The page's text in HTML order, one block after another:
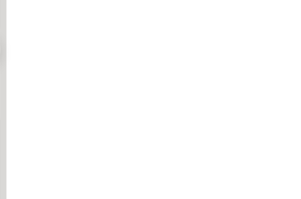
à mes favoris